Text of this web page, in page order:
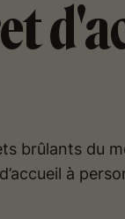
brûlants du
à